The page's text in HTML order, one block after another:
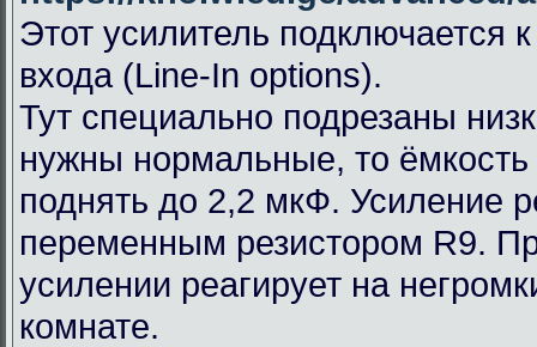
Этот усилитель подключается
входа (Line-In options).
Тут специально подрезаны
нужны нормальные, то
поднять до 2,2 мкФ. Усиление
переменным резистором R9.
усилении реагирует на
комнате.